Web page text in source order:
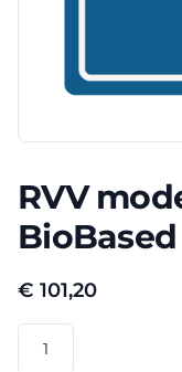
RVV
€ 101,20